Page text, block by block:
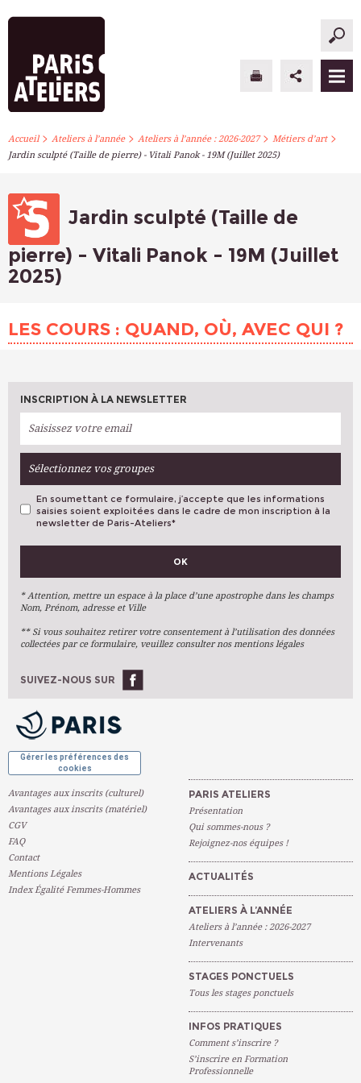
PARIS ATELIERS
ATELIERS À L’ANNÉE
STAGES PONCTUELS
S’INSCRIRE
Accueil> Ateliers à l’année> Ateliers à l’année : 2026-2027> Métiers d’art>
Jardin sculpté (Taille de pierre) - Vitali Panok - 19M (Juillet 2025)
Jardin sculpté (Taille de
pierre) - Vitali Panok - 19M (Juillet
2025)
LES COURS : QUAND, OÙ, AVEC QUI ?
INSCRIPTION À LA NEWSLETTER
Sélectionnez vos groupes
VOS PRÉFÉRENCES
Arts Plastiques
Arts Du Texte
Arts Numériques
Ateliers À L'année
En soumettant ce formulaire, j’accepte que les informations
saisies soient exploitées dans le cadre de mon inscription à la
newsletter de Paris-Ateliers*
OK
* Attention, mettre un espace à la place d’une apostrophe dans les champs
Nom, Prénom, adresse et Ville
** Si vous souhaitez retirer votre consentement à l’utilisation des données
collectées par ce formulaire, veuillez consulter nos mentions légales
SUIVEZ-NOUS SUR
Gérer les préférences des
cookies
Avantages aux inscrits (culturel)
Avantages aux inscrits (matériel)
CGV
FAQ
Contact
Mentions Légales
Index Égalité Femmes-Hommes
PARIS ATELIERS
Présentation
Qui sommes-nous ?
Rejoignez-nos équipes !
ACTUALITÉS
ATELIERS À L’ANNÉE
Ateliers à l’année : 2026-2027
Intervenants
STAGES PONCTUELS
Tous les stages ponctuels
INFOS PRATIQUES
Comment s’inscrire ?
S’inscrire en Formation
Professionnelle